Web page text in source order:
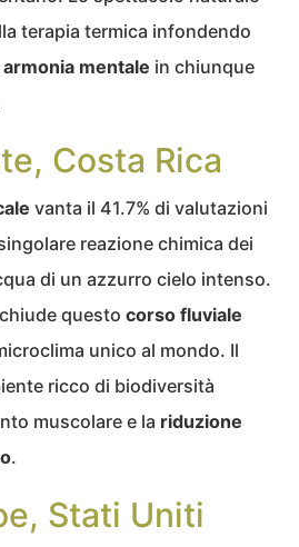
terapia termica infondendo
mentale in chiunque
Costa Rica
vanta il 41.7% di valutazioni
reazione chimica dei
di un azzurro cielo intenso.
questo corso fluviale
unico al mondo. Il
ricco di biodiversità
muscolare e la riduzione
.
Stati Uniti